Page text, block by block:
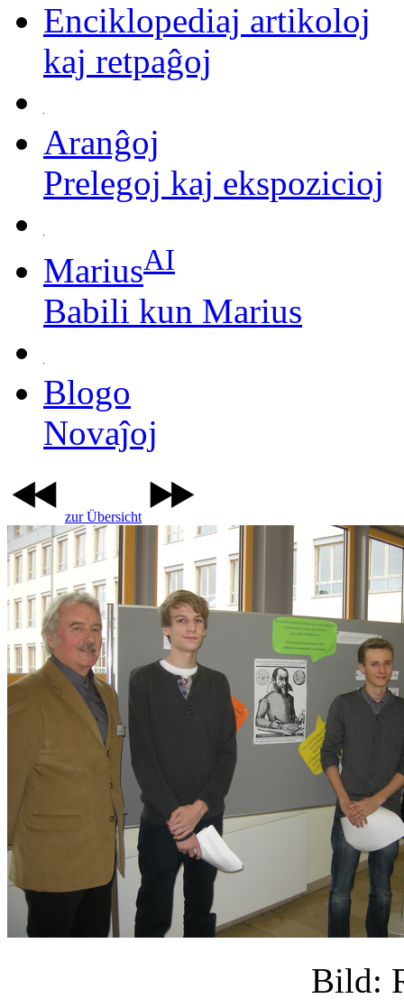
Enciklopediaj artikoloj
kaj retpaĝoj
Aranĝoj
Prelegoj kaj ekspozicioj
MariusAI
Babili kun Marius
Blogo
Novaĵoj
zur Übersicht
Bild: